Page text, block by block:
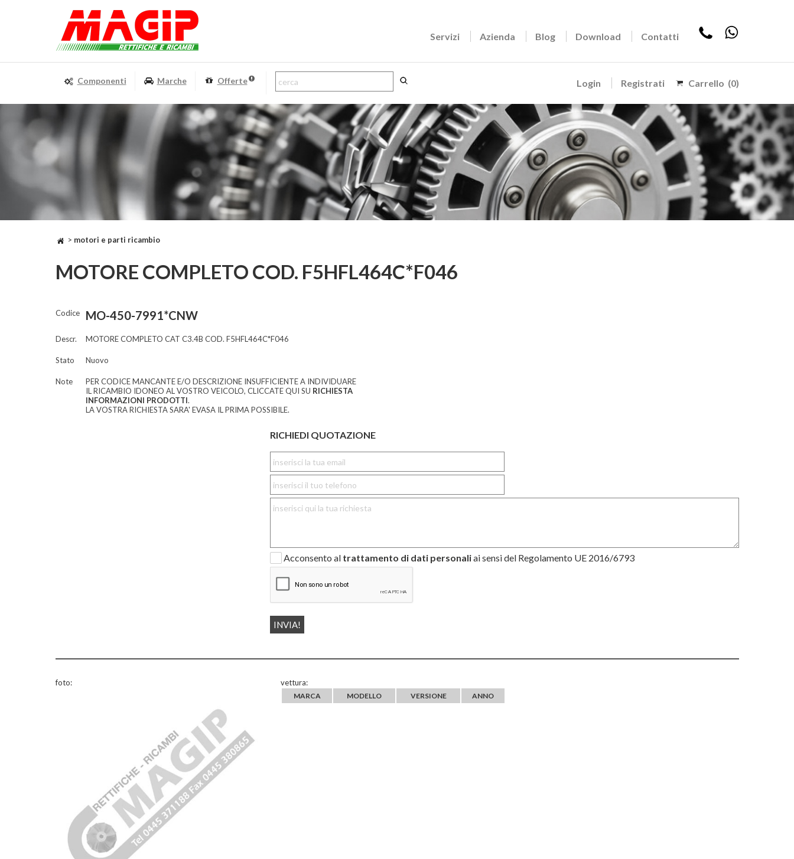
Servizi Azienda Blog Download Contatti
Login Registrati Carrello (0)
Componenti Marche Offerte
> motori e parti ricambio
MOTORE COMPLETO COD. F5HFL464C*F046
Codice MO-450-7991*CNW
Descr. MOTORE COMPLETO CAT C3.4B COD. F5HFL464C*F046
Stato Nuovo
Note
PER CODICE MANCANTE E/O DESCRIZIONE INSUFFICIENTE A INDIVIDUARE
IL RICAMBIO IDONEO AL VOSTRO VEICOLO, CLICCATE QUI SU RICHIESTA
INFORMAZIONI PRODOTTI.
LA VOSTRA RICHIESTA SARA' EVASA IL PRIMA POSSIBILE.
RICHIEDI QUOTAZIONE
Acconsento al trattamento di dati personaliai sensi del Regolamento UE 2016/6793
foto: vettura:
MARCA MODELLO VERSIONE ANNO